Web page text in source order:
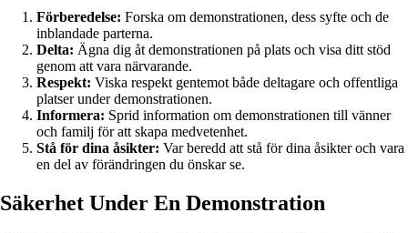
Förberedelse: Forska om demonstrationen, dess syfte och de
inblandade parterna.
Delta: Ägna dig åt demonstrationen på plats och visa ditt stöd
genom att vara närvarande.
Respekt: Viska respekt gentemot både deltagare och offentliga
platser under demonstrationen.
Informera: Sprid information om demonstrationen till vänner
och familj för att skapa medvetenhet.
Stå för dina åsikter: Var beredd att stå för dina åsikter och vara
en del av förändringen du önskar se.
Säkerhet Under En Demonstration